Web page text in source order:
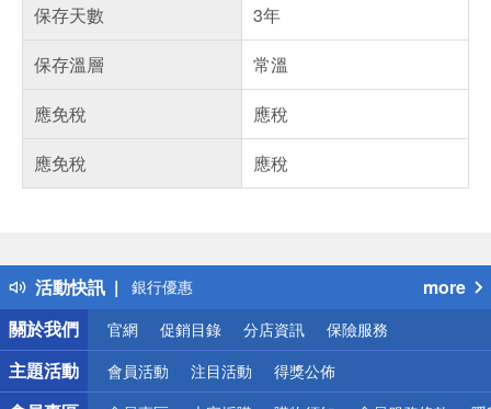
保存天數
3年
保存溫層
常溫
應免稅
應稅
應免稅
應稅
活動快訊
偏遠地區配送
熱門話題
銀行優惠
偏遠地區配送
詐騙網頁！請小心！
more
關於我們
官網 促銷目錄 分店資訊 保險服務
主題活動 會員活動 注目活動 得獎公佈